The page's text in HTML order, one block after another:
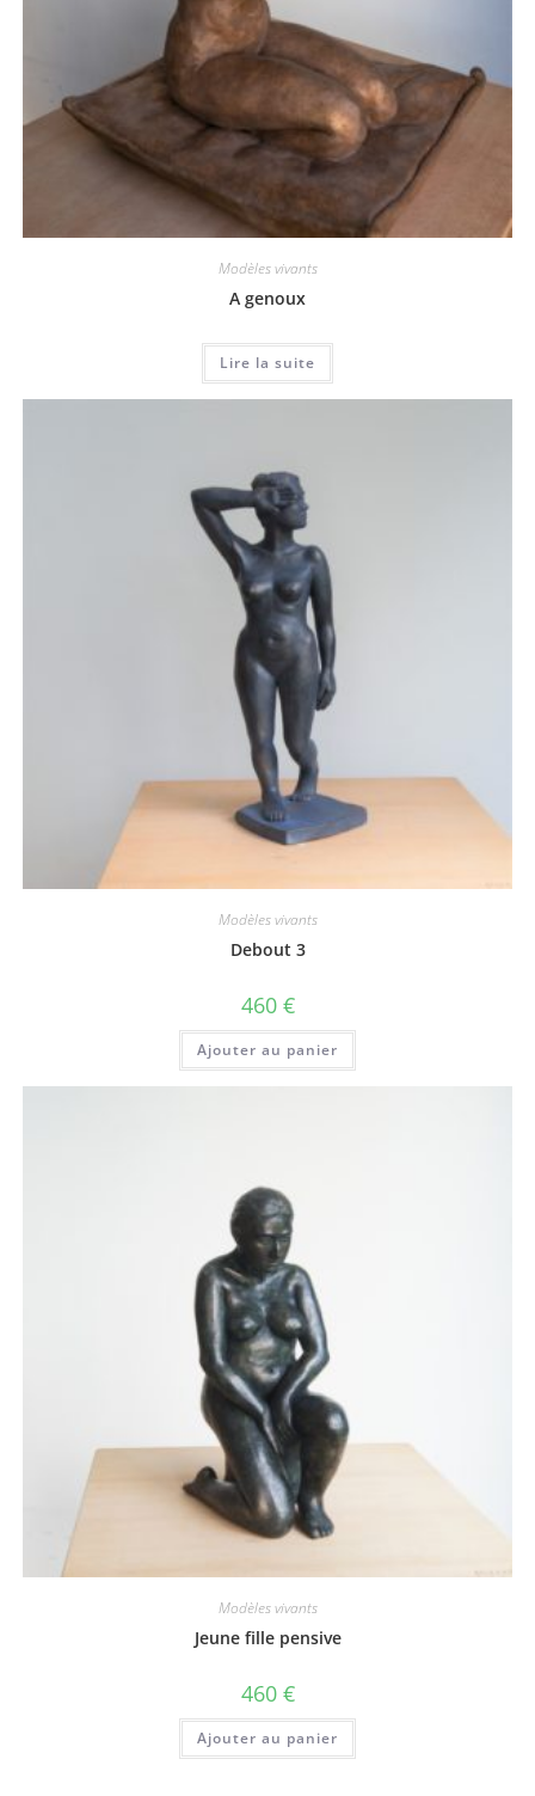
Modèles vivants
A genoux
Lire la suite
Modèles vivants
Debout 3
460 €
Ajouter au panier
Modèles vivants
Jeune fille pensive
460 €
Ajouter au panier